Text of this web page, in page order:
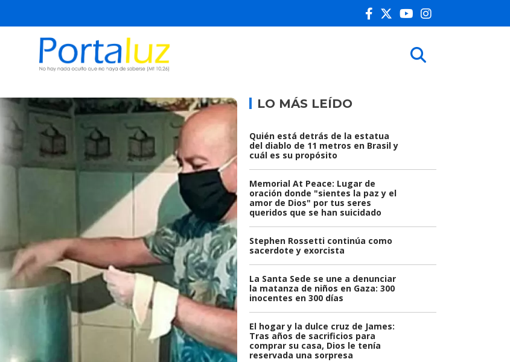
LO MÁS LEÍDO
Quién está detrás de la estatua
del diablo de 11 metros en Brasil y
cuál es su propósito
Memorial At Peace: Lugar de
oración donde "sientes la paz y el
amor de Dios" por tus seres
queridos que se han suicidado
Stephen Rossetti continúa como
sacerdote y exorcista
La Santa Sede se une a denunciar
la matanza de niños en Gaza: 300
inocentes en 300 días
El hogar y la dulce cruz de James:
Tras años de sacrificios para
comprar su casa, Dios le tenía
reservada una sorpresa